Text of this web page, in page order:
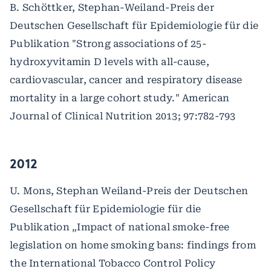
B. Schöttker, Stephan-Weiland-Preis der
Deutschen Gesellschaft für Epidemiologie für die
Publikation "Strong associations of 25-
hydroxyvitamin D levels with all-cause,
cardiovascular, cancer and respiratory disease
mortality in a large cohort study." American
Journal of Clinical Nutrition 2013; 97:782-793
2012
U. Mons, Stephan Weiland-Preis der Deutschen
Gesellschaft für Epidemiologie für die
Publikation „Impact of national smoke-free
legislation on home smoking bans: findings from
the International Tobacco Control Policy